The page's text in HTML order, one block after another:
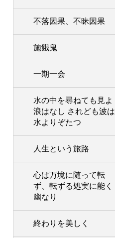
不落因果、不昧因果
施餓鬼
一期一会
水の中を尋ねても見よ
浪はなし されども波は
水よりぞたつ
人生という旅路
心は万境に随って転
ず、転ずる処実に能く
幽なり
終わりを美しく